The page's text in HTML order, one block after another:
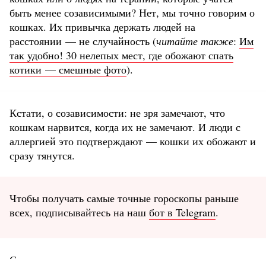
быть менее созависимыми? Нет, мы точно говорим о
кошках. Их привычка держать людей на
расстоянии — не случайность (читайте также: Им
так удобно! 30 нелепых мест, где обожают спать
котики — смешные фото).
Кстати, о созависимости: не зря замечают, что
кошкам нарвится, когда их не замечают. И люди с
аллергией это подтверждают — кошки их обожают и
сразу тянутся.
Чтобы получать самые точные гороскопы раньше
всех, подписывайтесь на наш бот в Telegram.